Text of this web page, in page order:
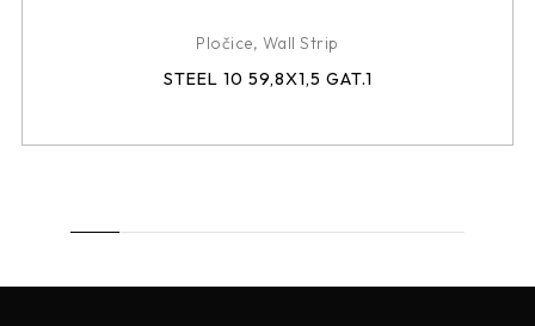
Pločice, Wall Strip
STEEL 10 59,8X1,5 GAT.1